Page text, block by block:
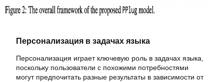
Персонализация в задачах языка
Персонализация играет ключевую роль в задачах языка,
поскольку пользователи с похожими потребностями
могут предпочитать разные результаты в зависимости от